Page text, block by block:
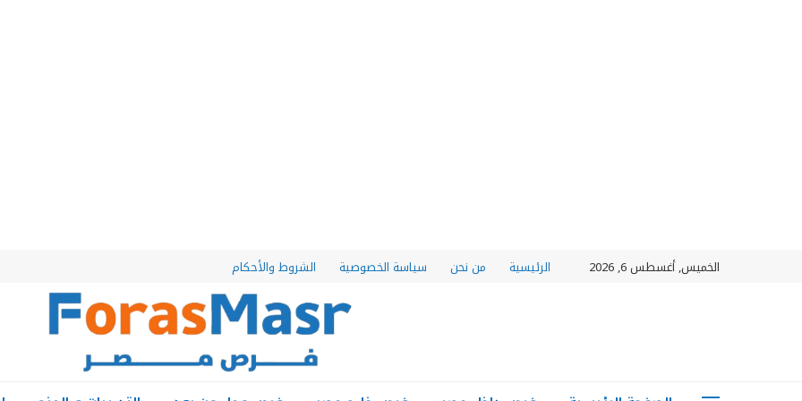
الخميس, أغسطس 6, 2026 الرئيسية من نحن سياسة الخصوصية الشروط والأحكام